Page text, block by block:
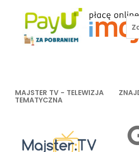
MAJSTER TV - TELEWIZJA
TEMATYCZNA